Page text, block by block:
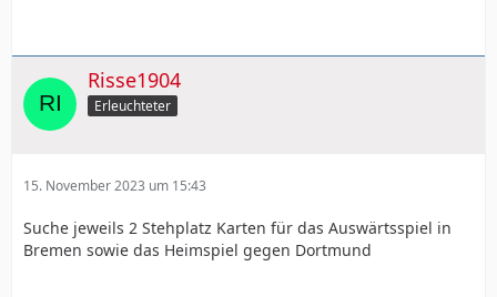
Risse1904
Erleuchteter
15. November 2023 um 15:43
Suche jeweils 2 Stehplatz Karten für das Auswärtsspiel in
Bremen sowie das Heimspiel gegen Dortmund